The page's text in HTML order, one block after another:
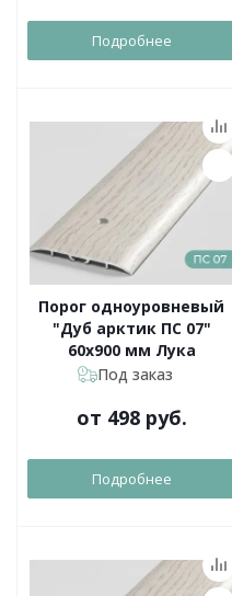
Подробнее
Порог одноуровневый
"Дуб арктик ПС 07"
60х900 мм Лука
Под заказ
от 498 руб.
Подробнее